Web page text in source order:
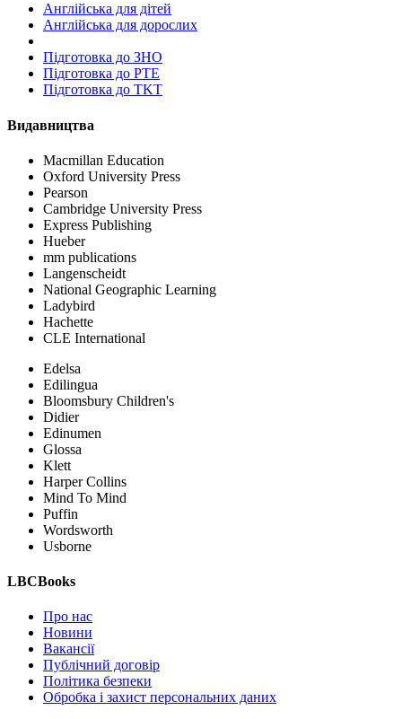
Англійська для дітей
Англійська для дорослих
Пiдготовка до ЗНО
Підготовка до PTE
Підготовка до TKT
Видавництва
Macmillan Education
Oxford University Press
Pearson
Cambridge University Press
Express Publishing
Hueber
mm publications
Langenscheidt
National Geographic Learning
Ladybird
Hachette
CLE International
Edelsa
Edilingua
Bloomsbury Children's
Didier
Edinumen
Glossa
Klett
Harper Collins
Mind To Mind
Puffin
Wordsworth
Usborne
LBCBooks
Про нас
Новини
Вакансії
Публічний договір
Політика безпеки
Обробка і захист персональних даних